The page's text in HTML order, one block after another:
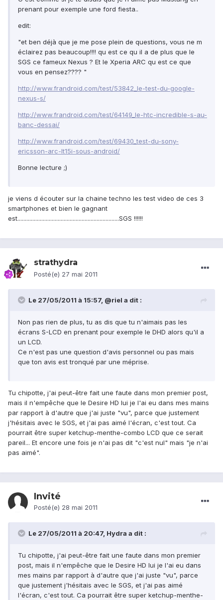
prenant pour exemple une ford fiesta..
edit:
"et ben déjà que je me pose plein de questions, vous ne m
éclairez pas beaucoup!!!! qu est ce qu il a de plus que le
SGS ce fameux Nexus ? Et le Xperia ARC qu est ce que
vous en pensez???? "
http://www.frandroid.com/test/53842_le-test-du-google-
nexus-s/
http://www.frandroid.com/test/64149_le-htc-incredible-s-au-
banc-dessai/
http://www.frandroid.com/test/69430_test-du-sony-
ericsson-arc-lt15i-sous-android/
Bonne lecture ;)
je viens d écouter sur la chaine techno les test video de ces 3
smartphones et bien le gagnant
est....................................................................SGS !!!!!!
strathydra
Posté(e) 27 mai 2011
Le 27/05/2011 à 15:57, @riel a dit :
Non pas rien de plus, tu as dis que tu n'aimais pas les
écrans S-LCD en prenant pour exemple le DHD alors qu'il a
un LCD.
Ce n'est pas une question d'avis personnel ou pas mais
que ton avis est tronqué par une méprise.
Tu chipotte, j'ai peut-être fait une faute dans mon premier post,
mais il n'empêche que le Desire HD lui je l'ai eu dans mes mains
par rapport à d'autre que j'ai juste "vu", parce que justement
j'hésitais avec le SGS, et j'ai pas aimé l'écran, c'est tout. Ca
pourrait être super ketchup-menthe-combo LCD que ce serait
pareil... Et encore une fois je n'ai pas dit "c'est nul" mais "je n'ai
pas aimé".
Invité
Posté(e) 28 mai 2011
Le 27/05/2011 à 20:47, Hydra a dit :
Tu chipotte, j'ai peut-être fait une faute dans mon premier
post, mais il n'empêche que le Desire HD lui je l'ai eu dans
mes mains par rapport à d'autre que j'ai juste "vu", parce
que justement j'hésitais avec le SGS, et j'ai pas aimé
l'écran, c'est tout. Ca pourrait être super ketchup-menthe-